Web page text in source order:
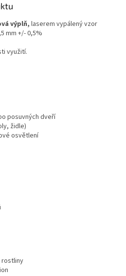
výplň, laserem vypálený vzor
mm +/- 0,5%
využití.
posuvných dveří
židle)
osvětlení
rostliny